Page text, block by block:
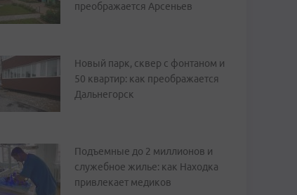
преображается Арсеньев
Новый парк, сквер с фонтаном и
50 квартир: как преображается
Дальнегорск
Подъемные до 2 миллионов и
служебное жилье: как Находка
привлекает медиков